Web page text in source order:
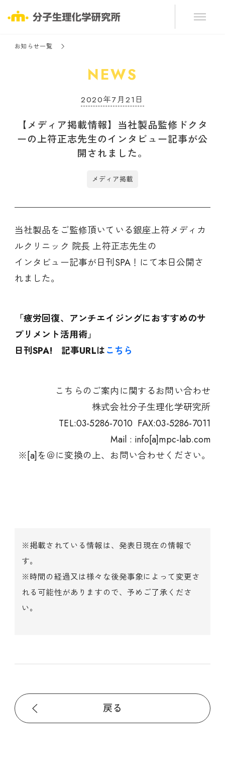
お知らせ一覧
NEWS
2020年7月21日
【メディア掲載情報】当社製品監修ドクタ
ーの上符正志先生のインタビュー記事が公
開されました。
メディア掲載
当社製品をご監修頂いている銀座上符メディカ
ルクリニック 院長 上符正志先生の
インタビュー記事が日刊SPA！にて本日公開さ
れました。
「疲労回復、アンチエイジングにおすすめのサ
プリメント活用術」
日刊SPA! 記事URLはこちら
こちらのご案内に関するお問い合わせ
株式会社分子生理化学研究所
TEL:03-5286-7010 FAX:03-5286-7011
Mail : info[a]mpc-lab.com
※[a]を＠に変換の上、お問い合わせください。
※掲載されている情報は、発表日現在の情報で
す。
※時間の経過又は様々な後発事象によって変更さ
れる可能性がありますので、予めご了承くださ
い。
戻る